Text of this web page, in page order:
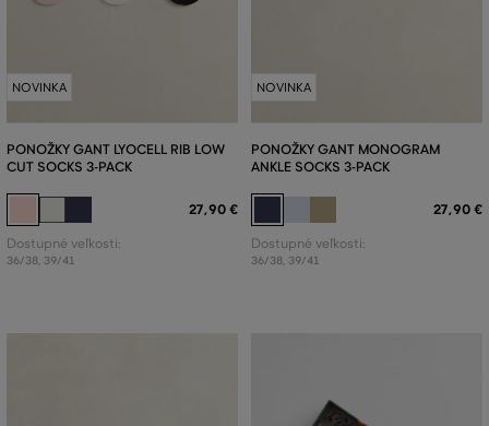
NOVINKA
PONOŽKY GANT LYOCELL RIB LOW
CUT SOCKS 3-PACK
27,90 €
Dostupné veľkosti:
36/38, 39/41
NOVINKA
PONOŽKY GANT MONOGRAM
ANKLE SOCKS 3-PACK
27,90 €
Dostupné veľkosti:
36/38, 39/41